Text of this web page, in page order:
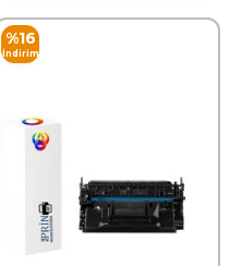
%16
İndirim